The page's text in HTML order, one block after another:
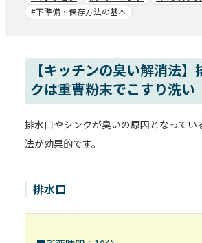
#下準備・保存方法の基本
【キッチンの臭い解消法
クは重曹粉末でこすり洗い
排水口やシンクが臭いの原因となってい
法が効果的です。
排水口